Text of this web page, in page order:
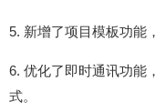
5. 新增了项目模板功能
6. 优化了即时通讯功能
式。